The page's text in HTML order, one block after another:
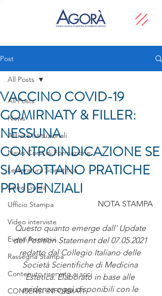
Post
All Posts
News
Attività Istituzionali
News Corsi di Formazione
Letteratura Scientifica
Linee Guida
Ufficio Stampa
Video interviste
Eventi formativi
Rassegna Stampa
Contenuto riservato ai soci
CONSENSI INFORMATI
All Posts
VACCINO COVID-19
COMIRNATY & FILLER:
NESSUNA
CONTROINDICAZIONE SE
SI ADOTTANO PRATICHE
PRUDENZIALI
NOTA STAMPA
Questo quanto emerge dall' Update
del Position Statement del 07.05.2021
redatto dal Collegio Italiano delle
Società Scientifiche di Medicina
Estetica. Elaborato in base alle
evidenze oggi disponibili con le